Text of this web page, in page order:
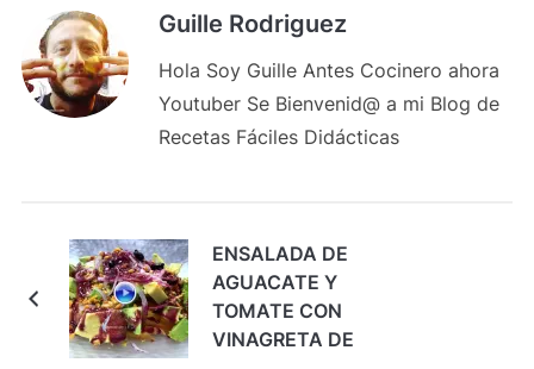
Guille Rodriguez
Hola Soy Guille Antes Cocinero ahora
Youtuber Se Bienvenid@ a mi Blog de
Recetas Fáciles Didácticas
ENSALADA DE
AGUACATE Y
TOMATE CON
VINAGRETA DE